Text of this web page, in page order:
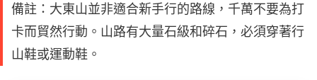
備註：大東山並非適合新手行的路線，千萬不要為打
卡而貿然行動。山路有大量石級和碎石，必須穿著行
山鞋或運動鞋。